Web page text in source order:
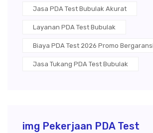
Jasa PDA Test Bubulak Akurat
Layanan PDA Test Bubulak
Biaya PDA Test 2026 Promo Bergaransi
Jasa Tukang PDA Test Bubulak
img Pekerjaan PDA Test